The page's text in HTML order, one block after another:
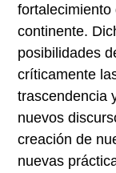
continente.
posibilidades
críticamente
trascendencia
nuevos
creación de
nuevas